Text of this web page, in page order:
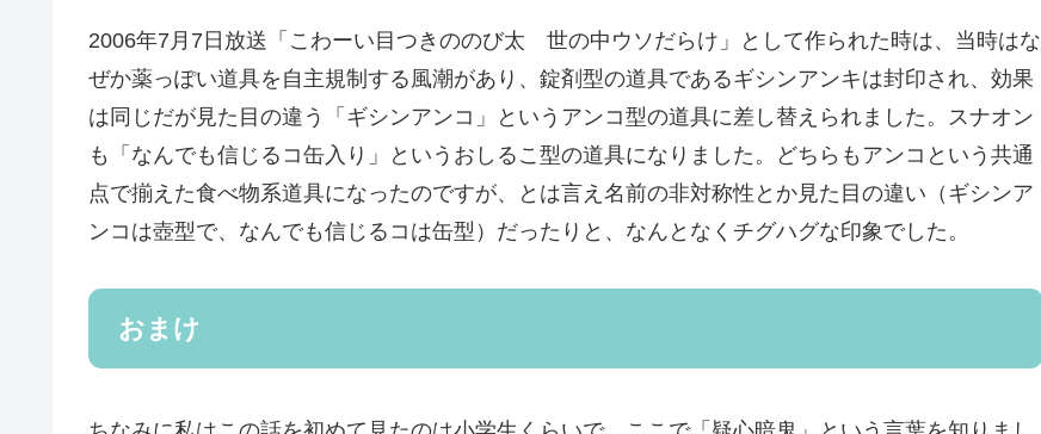
2006年7月7日放送「こわーい目つきののび太 世の中ウソだらけ」として作られた時は、当時はな
ぜか薬っぽい道具を自主規制する風潮があり、錠剤型の道具であるギシンアンキは封印され、効果
は同じだが見た目の違う「ギシンアンコ」というアンコ型の道具に差し替えられました。スナオン
も「なんでも信じるコ缶入り」というおしるこ型の道具になりました。どちらもアンコという共通
点で揃えた食べ物系道具になったのですが、とは言え名前の非対称性とか見た目の違い（ギシンア
ンコは壺型で、なんでも信じるコは缶型）だったりと、なんとなくチグハグな印象でした。
おまけ